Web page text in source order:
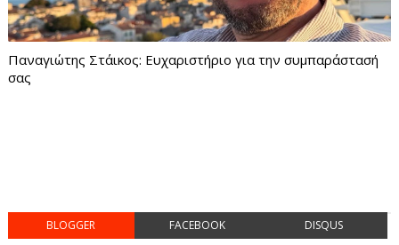
Παναγιώτης Στάικος: Ευχαριστήριο για την συμπαράστασή
σας
BLOGGER FACEBOOK DISQUS